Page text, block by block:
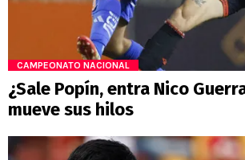
CAMPEONATO NACIONAL
¿Sale Popín, entra Nico
mueve sus hilos